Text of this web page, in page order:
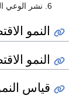
نشر الوعي
النمو
النمو
قياس